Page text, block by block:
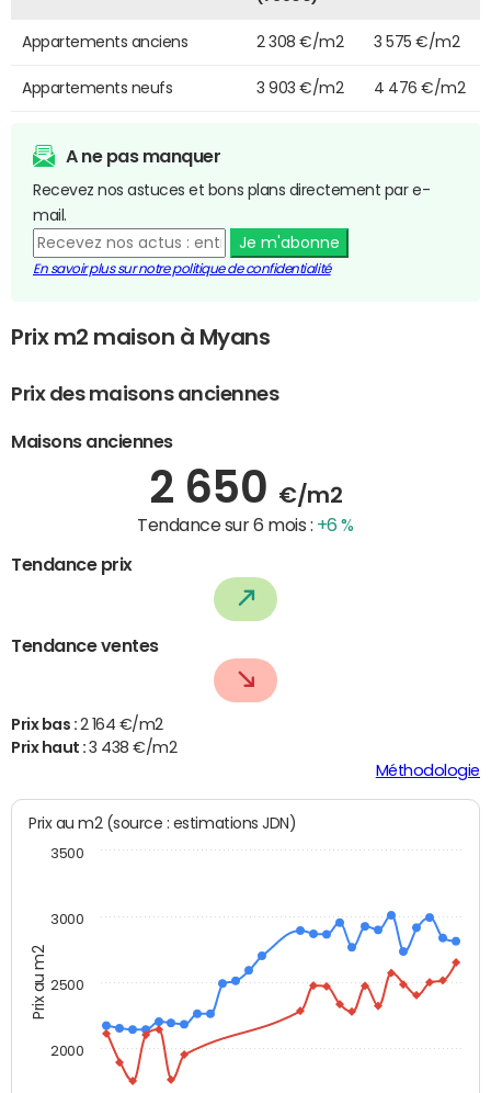
Appartements anciens 2 308 €/m2 3 575 €/m2
Appartements neufs 3 903 €/m2 4 476 €/m2
A ne pas manquer
Recevez nos astuces et bons plans directement par e-
mail.
Je m'abonne
En savoir plus sur notre politique de confidentialité
Prix m2 maison à Myans
Prix des maisons anciennes
Maisons anciennes
2 650 €/m2
Tendance sur 6 mois : +6 %
Tendance prix
Tendance ventes
Prix bas : 2 164 €/m2
Prix haut :3 438 €/m2
Méthodologie
Prix au m2
Prix au m2 (source : estimations JDN)
2000
2500
3000
3500